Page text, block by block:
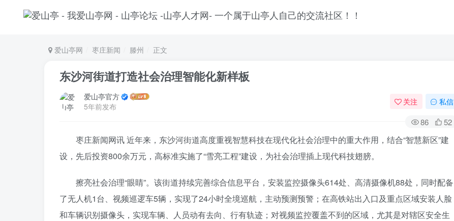
爱山亭网 枣庄新闻 滕州 正文
东沙河街道打造社会治理智能化新样板
爱山亭官方
5年前发布
关注 私信
86 52
枣庄新闻网讯 近年来，东沙河街道高度重视智慧科技在现代化社会治理中的重大作用，结合“智慧新区”建
设，先后投资800余万元，高标准实施了“雪亮工程”建设，为社会治理插上现代科技翅膀。
擦亮社会治理“眼睛”。该街道持续完善综合信息平台，安装监控摄像头614处、高清摄像机88处，同时配备
了无人机1台、视频巡逻车5辆，实现了24小时全境巡航，主动预测预警；在高铁站出入口及重点区域安装人脸
和车辆识别摄像头，实现车辆、人员动有去向、行有轨迹；对视频监控覆盖不到的区域，尤其是对辖区安全生